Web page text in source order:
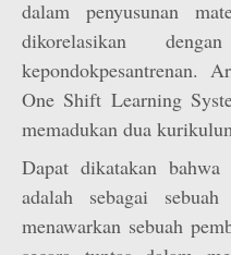
dalam penyusunan
dikorelasikan
kepondokpesantrenan.
One Shift Learning
memadukan dua
Dapat dikatakan
adalah sebagai
menawarkan sebuah